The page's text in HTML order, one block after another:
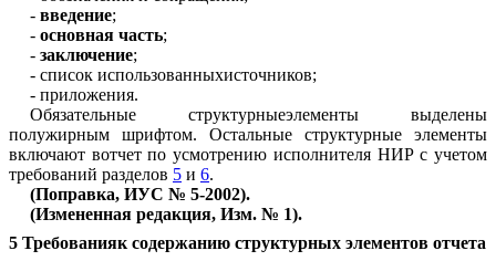
- введение;
- основная часть;
- заключение;
- список использованныхисточников;
- приложения.
Обязательные структурныеэлементы выделены
полужирным шрифтом. Остальные структурные элементы
включают вотчет по усмотрению исполнителя НИР с учетом
требований разделов 5 и 6.
(Поправка, ИУС № 5-2002).
(Измененная редакция, Изм. № 1).
5 Требованияк содержанию структурных элементов отчета